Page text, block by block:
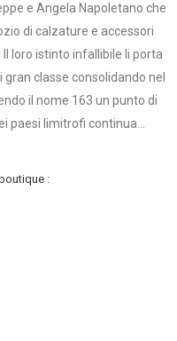
e Angela Napoletano che
di calzature e accessori
loro istinto infallibile li porta
classe consolidando nel
il nome 163 un punto di
paesi limitrofi continua...
: